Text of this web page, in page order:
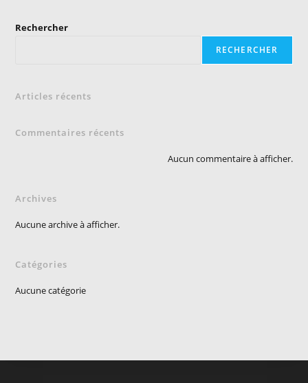
Rechercher
RECHERCHER
Articles récents
Commentaires récents
Aucun commentaire à afficher.
Archives
Aucune archive à afficher.
Catégories
Aucune catégorie